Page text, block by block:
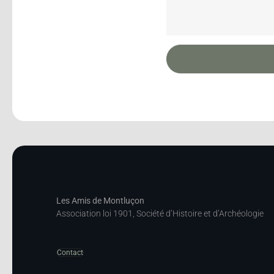
Les Amis de Montluçon
Association loi 1901, Société d’Histoire et d’Archéologie
Contact